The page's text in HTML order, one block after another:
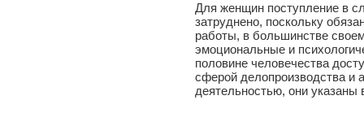
Для женщин поступление в
затруднено, поскольку
работы, в большинстве
эмоциональные и
половине человечества
сферой делопроизводства и
деятельностью, они